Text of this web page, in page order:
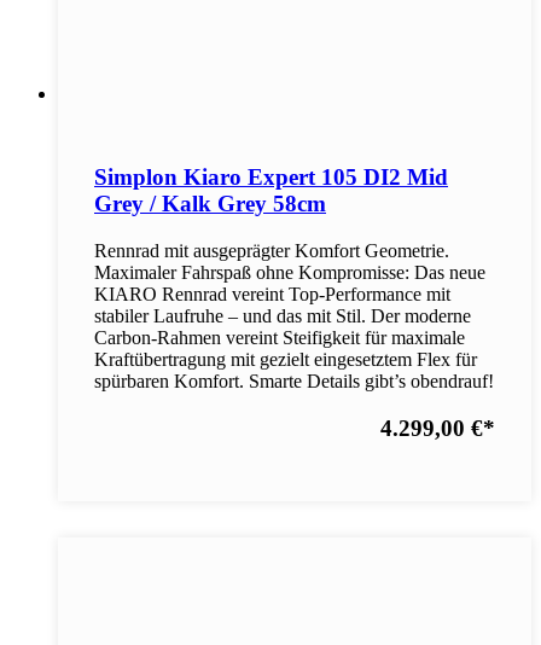
Simplon Kiaro Expert 105 DI2 Mid
Grey / Kalk Grey 58cm
Rennrad mit ausgeprägter Komfort Geometrie.
Maximaler Fahrspaß ohne Kompromisse: Das neue
KIARO Rennrad vereint Top-Performance mit
stabiler Laufruhe – und das mit Stil. Der moderne
Carbon-Rahmen vereint Steifigkeit für maximale
Kraftübertragung mit gezielt eingesetztem Flex für
spürbaren Komfort. Smarte Details gibt’s obendrauf!
4.299,00 €*